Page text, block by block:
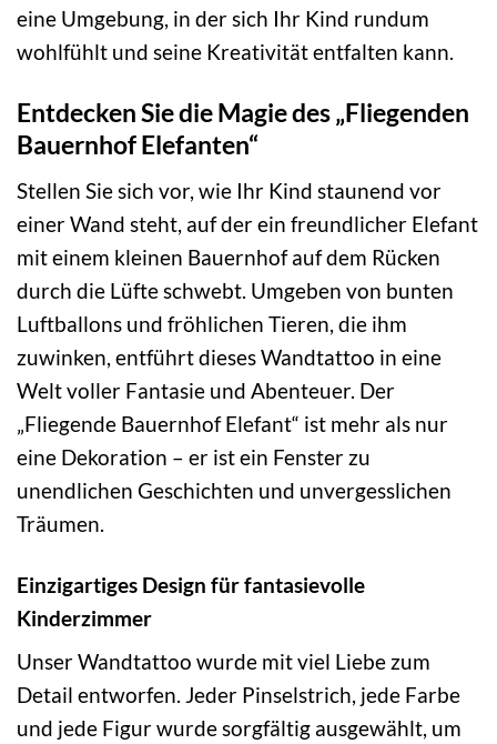
eine Umgebung, in der sich Ihr Kind rundum
wohlfühlt und seine Kreativität entfalten kann.
Entdecken Sie die Magie des „Fliegenden
Bauernhof Elefanten“
Stellen Sie sich vor, wie Ihr Kind staunend vor
einer Wand steht, auf der ein freundlicher Elefant
mit einem kleinen Bauernhof auf dem Rücken
durch die Lüfte schwebt. Umgeben von bunten
Luftballons und fröhlichen Tieren, die ihm
zuwinken, entführt dieses Wandtattoo in eine
Welt voller Fantasie und Abenteuer. Der
„Fliegende Bauernhof Elefant“ ist mehr als nur
eine Dekoration – er ist ein Fenster zu
unendlichen Geschichten und unvergesslichen
Träumen.
Einzigartiges Design für fantasievolle
Kinderzimmer
Unser Wandtattoo wurde mit viel Liebe zum
Detail entworfen. Jeder Pinselstrich, jede Farbe
und jede Figur wurde sorgfältig ausgewählt, um